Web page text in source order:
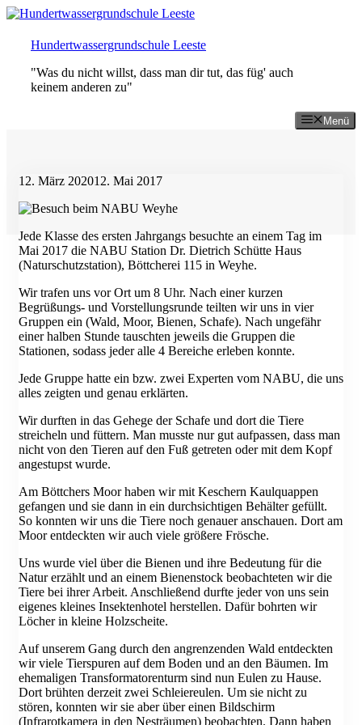
Zum
springenHundertwassergrundschule Leeste
"Was du nicht willst, dass man dir tut, das füg' auch
keinem anderen zu"
Menü
12. März 202012. Mai 2017
Jede Klasse des ersten Jahrgangs besuchte an einem Tag im
Mai 2017 die NABU Station Dr. Dietrich Schütte Haus
(Naturschutzstation), Böttcherei 115 in Weyhe.
Wir trafen uns vor Ort um 8 Uhr. Nach einer kurzen
Begrüßungs- und Vorstellungsrunde teilten wir uns in vier
Gruppen ein (Wald, Moor, Bienen, Schafe). Nach ungefähr
einer halben Stunde tauschten jeweils die Gruppen die
Stationen, sodass jeder alle 4 Bereiche erleben konnte.
Jede Gruppe hatte ein bzw. zwei Experten vom NABU, die uns
alles zeigten und genau erklärten.
Wir durften in das Gehege der Schafe und dort die Tiere
streicheln und füttern. Man musste nur gut aufpassen, dass man
nicht von den Tieren auf den Fuß getreten oder mit dem Kopf
angestupst wurde.
Am Böttchers Moor haben wir mit Keschern Kaulquappen
gefangen und sie dann in ein durchsichtigen Behälter gefüllt.
So konnten wir uns die Tiere noch genauer anschauen. Dort am
Moor entdeckten wir auch viele größere Frösche.
Uns wurde viel über die Bienen und ihre Bedeutung für die
Natur erzählt und an einem Bienenstock beobachteten wir die
Tiere bei ihrer Arbeit. Anschließend durfte jeder von uns sein
eigenes kleines Insektenhotel herstellen. Dafür bohrten wir
Löcher in kleine Holzscheite.
Auf unserem Gang durch den angrenzenden Wald entdeckten
wir viele Tierspuren auf dem Boden und an den Bäumen. Im
ehemaligen Transformatorenturm sind nun Eulen zu Hause.
Dort brühten derzeit zwei Schleiereulen. Um sie nicht zu
stören, konnten wir sie aber über einen Bildschirm
(Infrarotkamera in den Nesträumen) beobachten. Dann haben